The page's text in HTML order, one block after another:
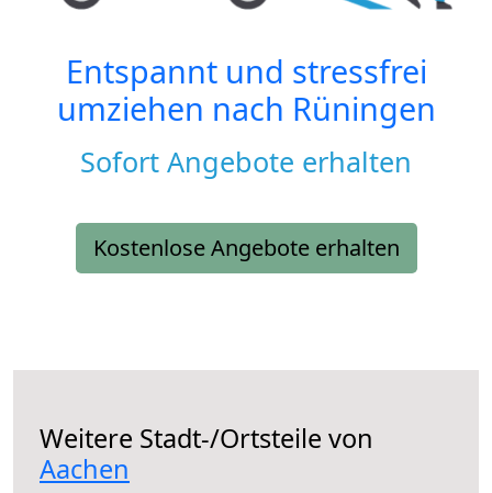
Entspannt und stressfrei
umziehen nach Rüningen
Sofort Angebote erhalten
Kostenlose Angebote erhalten
Weitere Stadt-/Ortsteile von
Aachen